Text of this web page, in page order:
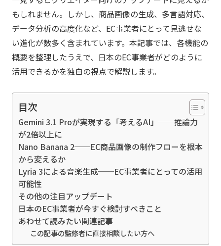
もしれません。しかし、商品画像の生成、多言語対応、
データ分析の高度化など、EC事業者にとって見逃せな
い進化が数多く含まれています。本記事では、各機能の
概要を整理したうえで、日本のEC事業者がどのように
活用できるかを独自の視点で解説します。
目次
Gemini 3.1 Proが実現する「考えるAI」──推論力
が2倍以上に
Nano Banana 2──EC商品画像の制作フローを根本
から変えるか
Lyria 3による音楽生成──EC事業者にとっての活用
可能性
その他の注目アップデート
日本のEC事業者が今すぐ検討すべきこと
あわせて読みたい関連記事
この記事の監修者に直接相談したい方へ